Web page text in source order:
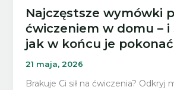
Najczęstsze wymówki
ćwiczeniem w domu – i
jak w końcu je pokonać
21 maja, 2026
Brakuje Ci sił na ćwiczenia? Odkryj